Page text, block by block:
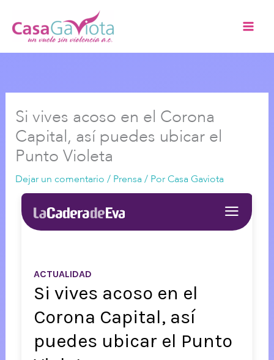
contenido
Si vives acoso en el Corona
Capital, así puedes ubicar el
Punto Violeta
Dejar un comentario / Prensa / PorCasa Gaviota